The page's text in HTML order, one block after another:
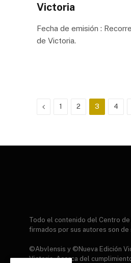
Victoria
Fecha de emisión :
de Victoria.
Previous
1 2 3 4
Todo el contenido del Centro
firmados por sus autores son
©Abvlensis y ©Nueva Edición
Victoria. Acerca del